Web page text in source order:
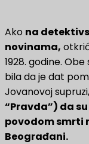
Ako na
novinama,
1928. godine.
bila da je dat
Jovanovoj
“Pravda”) da
povodom smrti
Beograđani.